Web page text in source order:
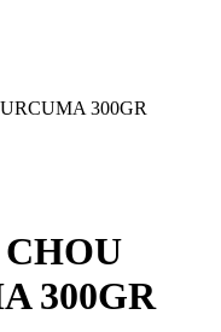
300GR
300GR